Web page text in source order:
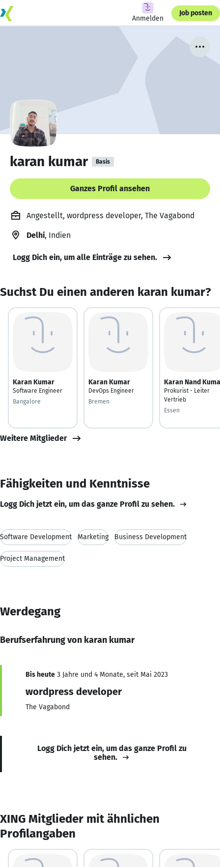
Anmelden
Job posten
karan kumar Basis
Ganzes Profil ansehen
Angestellt, wordpress developer, The Vagabond
Delhi, Indien
Logg Dich ein, um alle Einträge zu sehen.
Suchst Du einen anderen karan kumar?
Karan Kumar
Software Engineer
Bangalore
Karan Kumar
DevOps Engineer
Bremen
Karan Nand
Prokurist - Leiter
Vertrieb
Essen
Weitere Mitglieder
Fähigkeiten und Kenntnisse
Logg Dich jetzt ein, um das ganze Profil zu sehen.
Software Development Marketing Business Development
Project Management
Werdegang
Berufserfahrung von karan kumar
Bis heute 3 Jahre und 4 Monate, seit Mai 2023
wordpress developer
The Vagabond
Logg Dich jetzt ein, um das ganze Profil zu
sehen.
XING Mitglieder mit ähnlichen
Profilangaben